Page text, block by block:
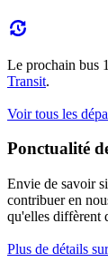
Le prochain bus
Transit.
Voir tous les
Ponctualité
Envie de savoir
contribuer en
qu'elles diffèrent
Plus de détails